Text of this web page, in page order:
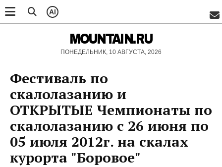
AI
MOUNTAIN.RU
ПОНЕДЕЛЬНИК, 10 АВГУСТА, 2026
Фестиваль по
скалолазанию и
ОТКРЫТЫЕ Чемпионаты по
скалолазанию с 26 июня по
05 июля 2012г. на скалах
курорта "Боровое"